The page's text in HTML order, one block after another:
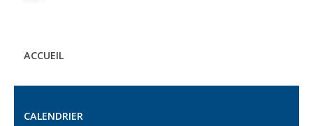
ACCUEIL
CALENDRIER